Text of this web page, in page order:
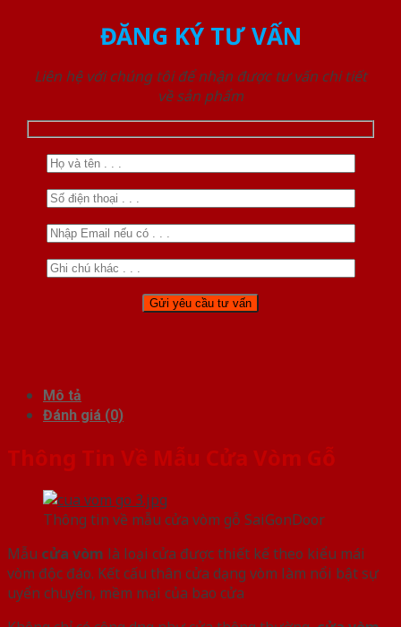
ĐĂNG KÝ TƯ VẤN
Liên hệ với chúng tôi để nhận được tư vấn chi tiết
về sản phẩm
Mô tả
Đánh giá (0)
Thông Tin Về Mẫu Cửa Vòm Gỗ
Thông tin về mẫu cửa vòm gỗ SaiGonDoor
Mẫu cửa vòm là loại cửa được thiết kế theo kiểu mái
vòm độc đáo. Kết cấu thân cửa dạng vòm làm nổi bật sự
uyển chuyển, mềm mại của bao cửa